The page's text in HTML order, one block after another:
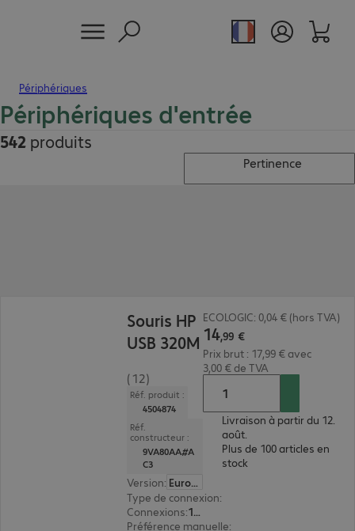
Périphériques
Périphériques d'entrée
542 produits
Pertinence
Souris HP
USB 320M
(12)
Réf. produit :
4504874
Réf.
constructeur :
9VA80AA#A
C3
Version:
Europe
Type de connexion:
Connexions: 1 x USB type A
Préférence manuelle:
ECOLOGIC: 0,04 € (hors TVA)
14,99 €
Prix brut : 17,99 € avec
3,00 € de TVA
Livraison à partir du 12.
août.
Plus de 100 articles en
stock